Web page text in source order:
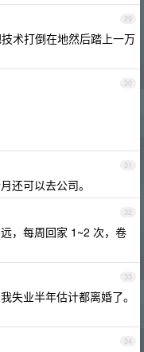
29
术打倒在地然后踏上一万
30
31
还可以去公司。
32
，每周回家 1~2 次，卷
33
失业半年估计都离婚了。
34